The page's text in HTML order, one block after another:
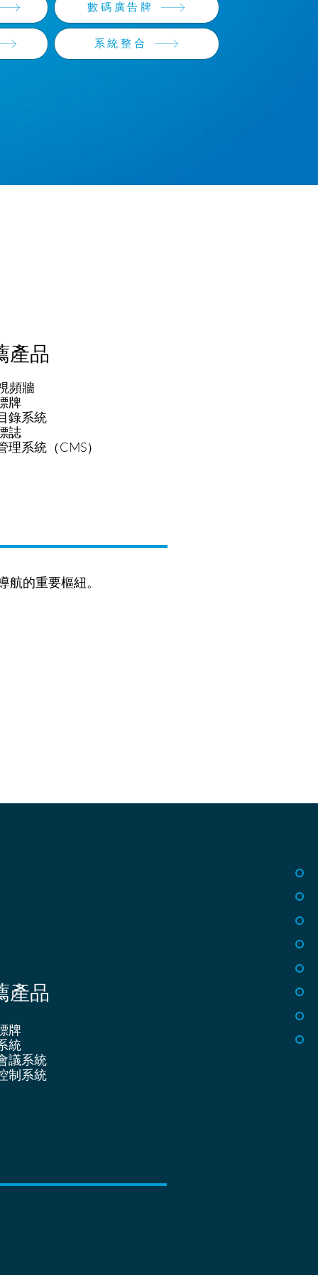
數碼廣告牌
系統整合
產品
頻牆
牌
錄系統
誌
理系統（CMS）
的重要樞紐。
產品
牌
統
議系統
制系統